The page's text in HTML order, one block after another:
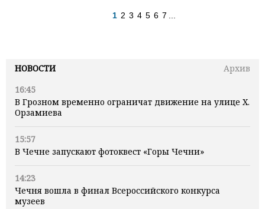
НОВОСТИ
Архив
16:45
В Грозном временно ограничат движение на улице Х.
Орзамиева
15:57
В Чечне запускают фотоквест «Горы Чечни»
14:23
Чечня вошла в финал Всероссийского конкурса
музеев
1 2 3 4 5 6 7 ...